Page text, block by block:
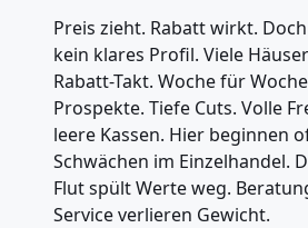
Preis zieht. Rabatt wirkt.
kein klares Profil. Viele
Rabatt-Takt. Woche für
Prospekte. Tiefe Cuts. Volle
leere Kassen. Hier beginnen
Schwächen im Einzelhandel.
Flut spült Werte weg.
Service verlieren Gewicht.